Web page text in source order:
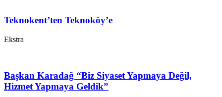
Teknokent’ten Teknoköy’e
Ekstra
Başkan Karadağ “Biz Siyaset Yapmaya Değil,
Hizmet Yapmaya Geldik”